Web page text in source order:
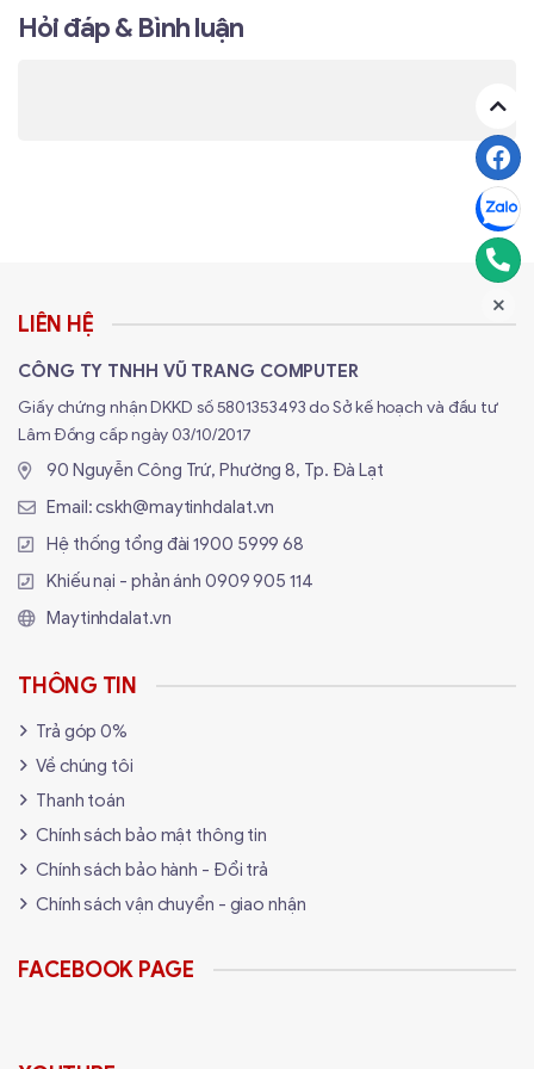
Hỏi đáp & Bình luận
LIÊN HỆ
CÔNG TY TNHH VŨ TRANG COMPUTER
Giấy chứng nhận DKKD số 5801353493 do Sở kế hoạch và đầu tư
Lâm Đồng cấp ngày 03/10/2017
90 Nguyễn Công Trứ, Phường 8, Tp. Đà Lạt
Email:cskh@maytinhdalat.vn
Hệ thống tổng đài1900 5999 68
Khiếu nại - phản ánh 0909 905 114
Maytinhdalat.vn
THÔNG TIN
Trả góp 0%
Về chúng tôi
Thanh toán
Chính sách bảo mật thông tin
Chính sách bảo hành - Đổi trả
Chính sách vận chuyển - giao nhận
FACEBOOK PAGE